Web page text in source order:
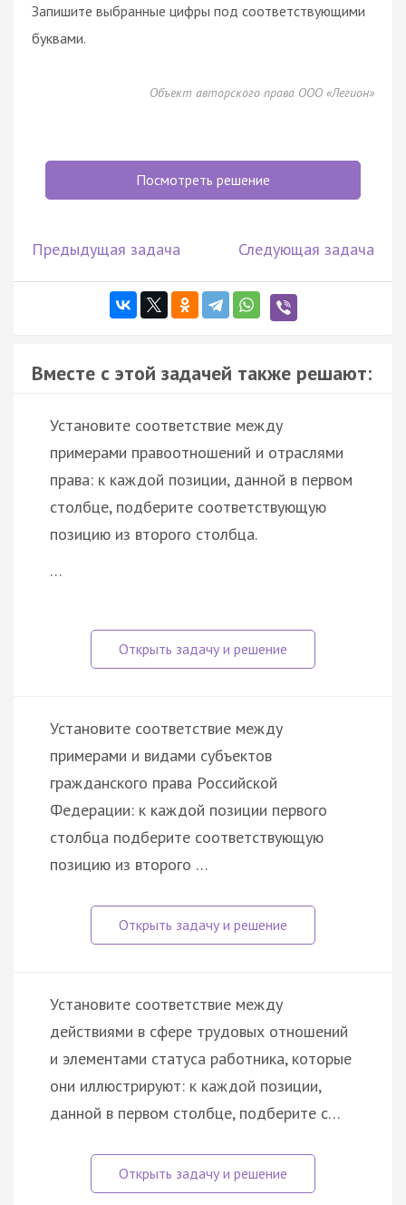
Запишите выбранные цифры под соответствующими
буквами.
Объект авторского права ООО «Легион»
Посмотреть решение
Предыдущая задача Следующая задача
Вместе с этой задачей также решают:
Установите соответствие между
примерами правоотношений и отраслями
права: к каждой позиции, данной в первом
столбце, подберите соответствующую
позицию из второго столбца.
…
Установите соответствие между
примерами и видами субъектов
гражданского права Российской
Федерации: к каждой позиции первого
столбца подберите соответствующую
позицию из второго …
Установите соответствие между
действиями в сфере трудовых отношений
и элементами статуса работника, которые
они иллюстрируют: к каждой позиции,
данной в первом столбце, подберите с…